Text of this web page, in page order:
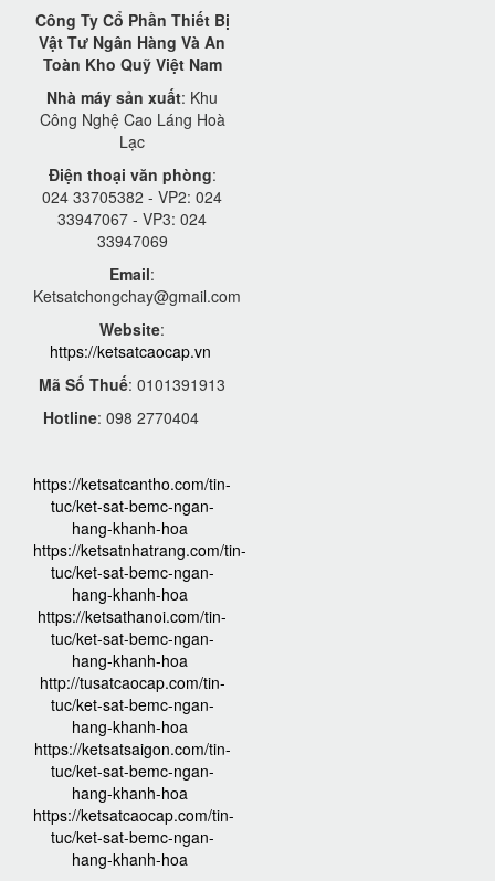
Công Ty Cổ Phần Thiết Bị
Vật Tư Ngân Hàng Và An
Toàn Kho Quỹ Việt Nam
Nhà máy sản xuất: Khu
Công Nghệ Cao Láng Hoà
Lạc
Điện thoại văn phòng:
024 33705382 - VP2: 024
33947067 - VP3: 024
33947069
Email:
Ketsatchongchay@gmail.com
Website:
https://ketsatcaocap.vn
Mã Số Thuế: 0101391913
Hotline: 098 2770404
https://ketsatcantho.com/tin-
tuc/ket-sat-bemc-ngan-
hang-khanh-hoa
https://ketsatnhatrang.com/tin-
tuc/ket-sat-bemc-ngan-
hang-khanh-hoa
https://ketsathanoi.com/tin-
tuc/ket-sat-bemc-ngan-
hang-khanh-hoa
http://tusatcaocap.com/tin-
tuc/ket-sat-bemc-ngan-
hang-khanh-hoa
https://ketsatsaigon.com/tin-
tuc/ket-sat-bemc-ngan-
hang-khanh-hoa
https://ketsatcaocap.com/tin-
tuc/ket-sat-bemc-ngan-
hang-khanh-hoa